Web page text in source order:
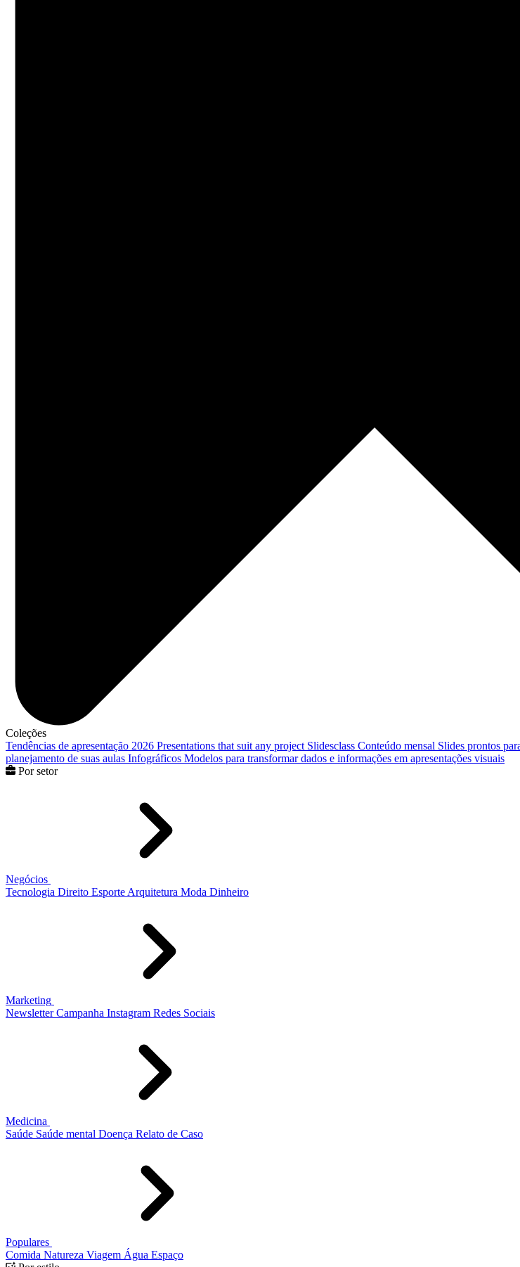
Coleções
Tendências de apresentação 2026 Presentations that suit any project Slidesclass Conteúdo mensal Slides prontos
planejamento de suas aulas Infográficos Modelos para transformar dados e informações em apresentações visuais
Por setor
Negócios
Tecnologia Direito Esporte Arquitetura Moda Dinheiro
Marketing
Newsletter Campanha Instagram Redes Sociais
Medicina
Saúde Saúde mental Doença Relato de Caso
Populares
Comida Natureza Viagem Água Espaço